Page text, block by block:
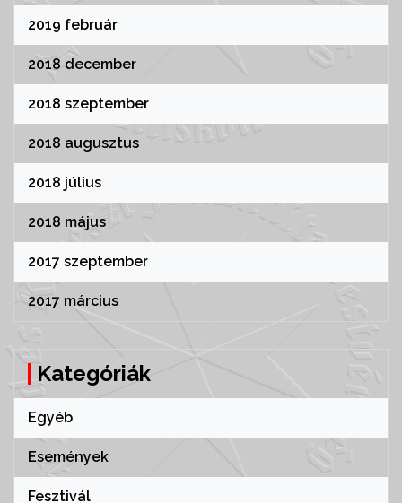
2019 február
2018 december
2018 szeptember
2018 augusztus
2018 július
2018 május
2017 szeptember
2017 március
Kategóriák
Egyéb
Események
Fesztivál